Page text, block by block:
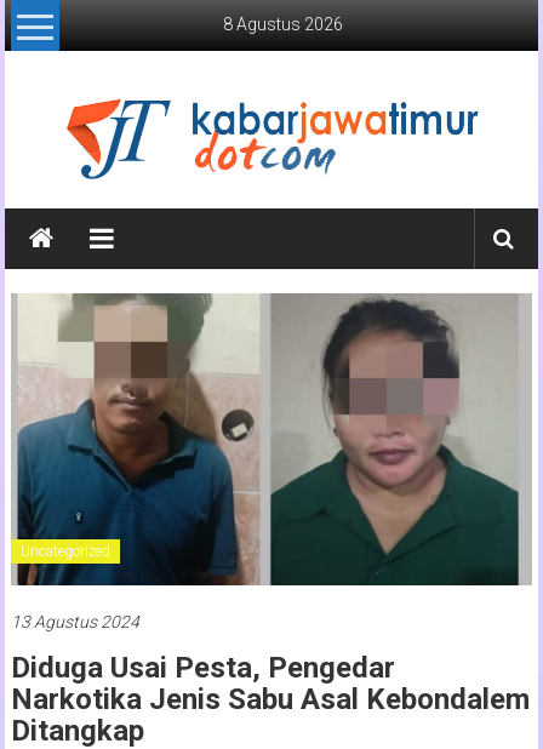
Lompat
ke
8 Agustus 2026
Kabar
Jawa
Timur
Media
Online
Timur
Uncategorized
13 Agustus 2024
Diduga Usai Pesta, Pengedar
Narkotika Jenis Sabu Asal Kebondalem
Ditangkap